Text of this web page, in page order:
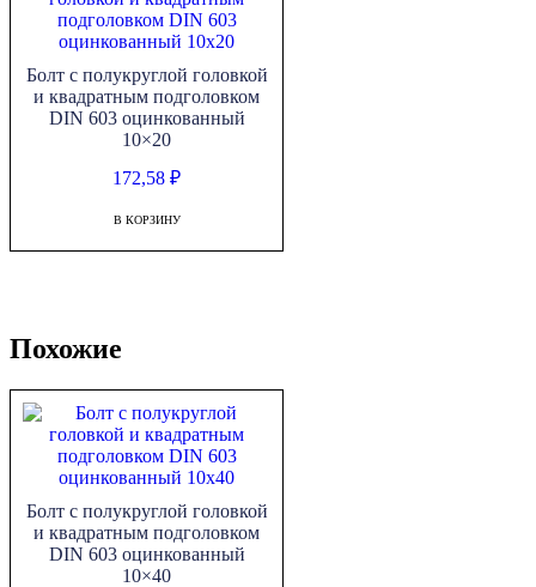
Болт с полукруглой головкой
и квадратным подголовком
DIN 603 оцинкованный
10×20
172,58₽
В КОРЗИНУ
Похожие
Болт с полукруглой головкой
и квадратным подголовком
DIN 603 оцинкованный
10×40